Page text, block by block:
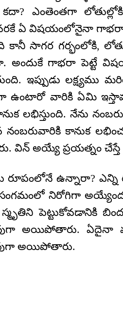
ఎంతెంతగా
ఏ విషయంలోనైనా
కానీ సాగర గర్భంలోకి,
అందుకే గాభరా పెట్టే
ఇప్పుడు లక్ష్యము
ఉంటారో వారికి ఏమి
లభిస్తుంది. నేను
కానుక
విన్ అయ్యే ప్రయత్నం చేస్తే
రూపంలోనే ఉన్నారా?
నిరోగిగా
పెట్టుకోవడానికి
అయిపోతారు. ఏదైనా
అయిపోతారు.